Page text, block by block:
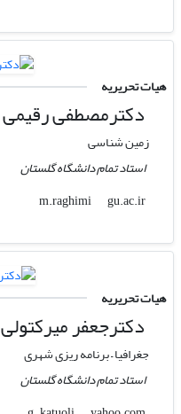
هیات تحریریه
دکترمصطفی رقیمی
زمین شناسی
استاد تمام دانشگاه گلستان
m.raghimi
gu.ac.ir
هیات تحریریه
دکترجعفر میرکتولی
جغرافیا – برنامه ریزی شهری
استاد تمام دانشگاه گلستان